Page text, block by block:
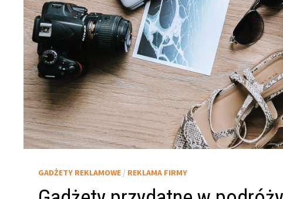
GADŻETY REKLAMOWE / REKLAMA FIRMY